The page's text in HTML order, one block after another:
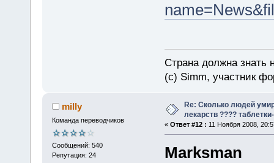
Страна должна знать
(c) Simm, участник
milly
Команда переводчиков
Сообщений: 540
Репутация: 24
Re: Сколько людей
лекарств ????
« Ответ #12 : 11 Ноября 2008,
Marksman